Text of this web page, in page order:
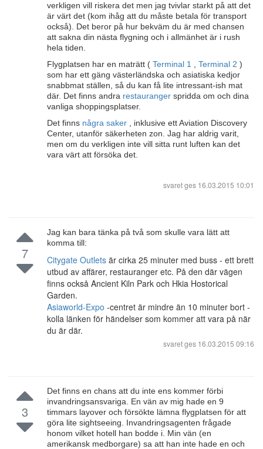
verkligen vill riskera det men jag tvivlar starkt på att det
är värt det (kom ihåg att du måste betala för transport
också). Det beror på hur bekväm du är med chansen
att sakna din nästa flygning och i allmänhet är i rush
hela tiden.
Flygplatsen har en maträtt ( Terminal 1 Terminal 2 )
som har ett gäng västerländska och asiatiska kedjor
snabbmat ställen, så du kan få lite intressant-ish mat
där. Det finns andra restauranger spridda om och dina
vanliga shoppingsplatser.
Det finns några saker
, inklusive ett Aviation Discovery
Center, utanför säkerheten zon. Jag har aldrig varit,
men om du verkligen inte vill sitta runt luften kan det
vara värt att försöka det.
svaret ges 16.03.2015 10:01
7
Jag kan bara tänka på två som skulle vara lätt att
komma till:
Citygate Outlets är cirka 25 minuter med buss - ett brett
utbud av affärer, restauranger etc. På den där vägen
finns också Ancient Kiln Park och Hkia Hostorical
Garden.
Asiaworld-Expo -centret är mindre än 10 minuter bort -
kolla länken för händelser som kommer att vara på när
du är där.
svaret ges 16.03.2015 09:16
3
Det finns en chans att du inte ens kommer förbi
invandringsansvariga. En vän av mig hade en 9
timmars layover och försökte lämna flygplatsen för att
göra lite sightseeing. Invandringsagenten frågade
honom vilket hotell han bodde i. Min vän (en
amerikansk medborgare) sa att han inte hade en och